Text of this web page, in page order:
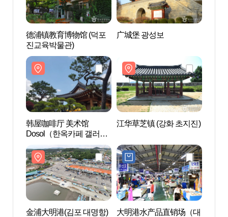
德浦镇教育博物馆 (덕포
진교육박물관)
广城堡 광성보
韩屋咖啡厅 美术馆
Dosol（한옥카페 갤러리
江华草芝镇 (강화 초지진)
金浦大明港(김포 대명항)
大明港水产品直销场（대